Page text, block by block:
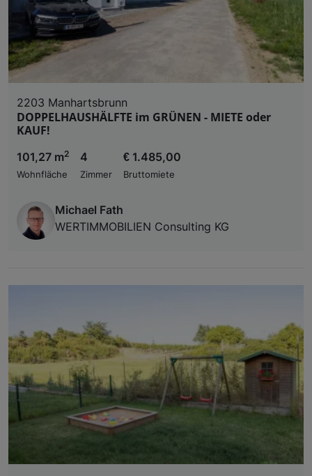
2203 Manhartsbrunn
DOPPELHAUSHÄLFTE im GRÜNEN - MIETE oder
KAUF!
101,27 m2
Wohnfläche
4
Zimmer
€ 1.485,00
Bruttomiete
Michael Fath
WERTIMMOBILIEN Consulting KG